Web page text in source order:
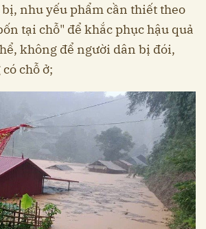
nhu yếu phẩm cần thiết theo
tại chỗ" để khắc phục hậu quả
không để người dân bị đói,
chỗ ở;